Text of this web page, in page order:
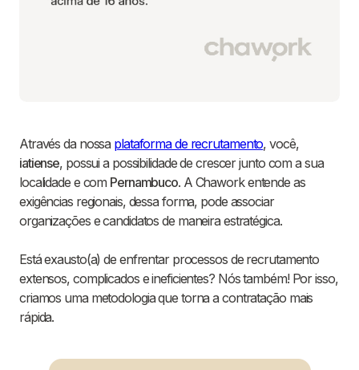
Através da nossa plataforma de recrutamento, você,
iatiense, possui a possibilidade de crescer junto com a sua
localidade e com Pernambuco. A Chawork entende as
exigências regionais, dessa forma, pode associar
organizações e candidatos de maneira estratégica.
Está exausto(a) de enfrentar processos de recrutamento
extensos, complicados e ineficientes? Nós também! Por isso,
criamos uma metodologia que torna a contratação mais
rápida.